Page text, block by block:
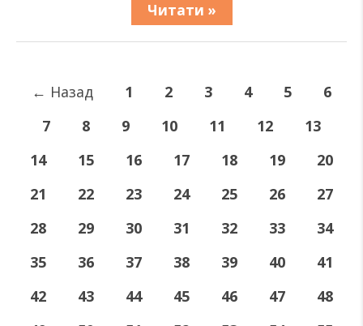
Читати »
← Назад 1 2 3 4 5
6
7
8 9 10 11 12
13
14
15 16 17 18 19
20
21
22 23 24 25 26
27
28
29 30 31 32 33
34
35
36 37 38 39 40
41
42
43 44 45 46 47
48